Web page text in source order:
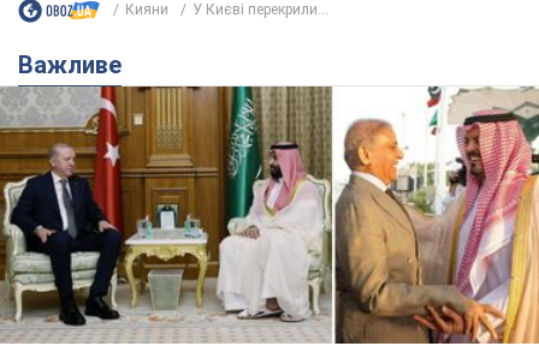
Кияни У Києві перекрили...
Важливе